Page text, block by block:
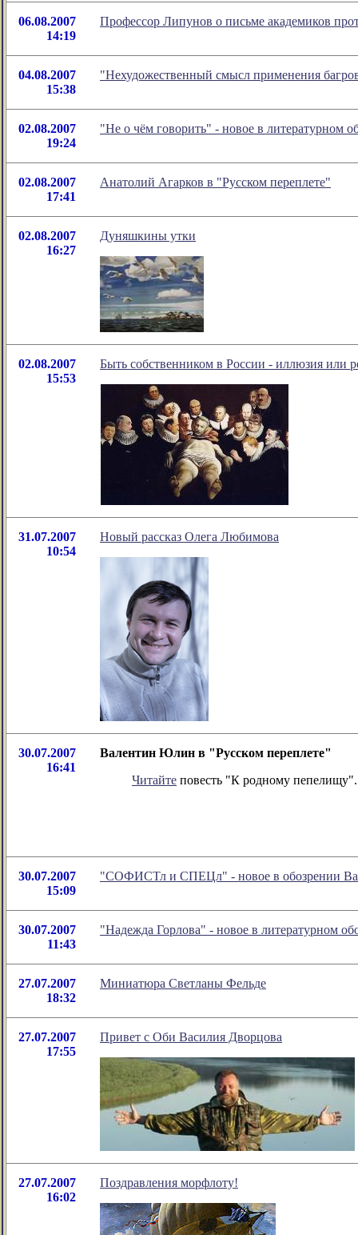
06.08.2007
14:19
Профессор Липунов о письме академиков
04.08.2007
15:38
"Нехудожественный смысл применения
02.08.2007
19:24
"Не о чём говорить" - новое в литературном
02.08.2007
17:41
Анатолий Агарков в "Русском переплете"
02.08.2007
16:27
Дуняшкины утки
02.08.2007
15:53
Быть собственником в России - иллюзия или
31.07.2007
10:54
Новый рассказ Олега Любимова
30.07.2007
16:41
Валентин Юлин в "Русском переплете"
Читайте повесть "К родному пепелищу".
30.07.2007
15:09
"СОФИСТл и СПЕЦл" - новое в обозрении
30.07.2007
11:43
"Надежда Горлова" - новое в литературном
27.07.2007
18:32
Миниатюра Светланы Фельде
27.07.2007
17:55
Привет с Оби Василия Дворцова
27.07.2007
16:02
Поздравления морфлоту!